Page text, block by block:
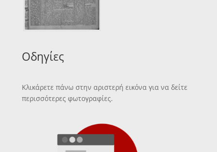
Οδηγίες
Κλικάρετε πάνω στην αριστερή εικόνα για να δείτε
περισσότερες φωτογραφίες.